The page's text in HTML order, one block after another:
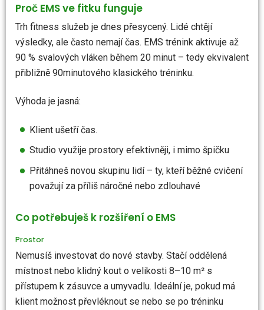
Proč EMS ve fitku funguje
Trh fitness služeb je dnes přesycený. Lidé chtějí
výsledky, ale často nemají čas. EMS trénink aktivuje až
90 % svalových vláken během 20 minut – tedy ekvivalent
přibližně 90minutového klasického tréninku.
Výhoda je jasná:
Klient ušetří čas.
Studio využije prostory efektivněji, i mimo špičku
Přitáhneš novou skupinu lidí – ty, kteří běžné cvičení
považují za příliš náročné nebo zdlouhavé
Co potřebuješ k rozšíření o EMS
Prostor
Nemusíš investovat do nové stavby. Stačí oddělená
místnost nebo klidný kout o velikosti 8–10 m² s
přístupem k zásuvce a umyvadlu. Ideální je, pokud má
klient možnost převléknout se nebo se po tréninku